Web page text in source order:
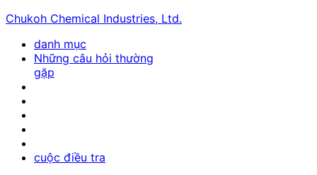
Chukoh Chemical Industries, Ltd.
danh mục
Những câu hỏi thường
gặp
cuộc điều tra